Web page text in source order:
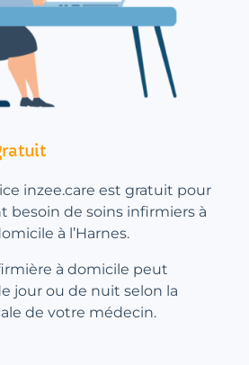
inzee.care est gratuit pour
besoin de soins infirmiers à
à l’Harnes.
à domicile peut
jour ou de nuit selon la
de votre médecin.